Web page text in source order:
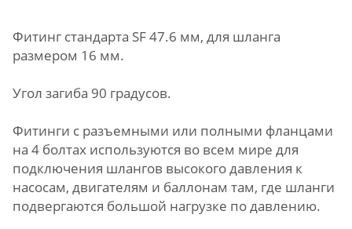
Фитинг стандарта SF 47.6 мм, для шланга
размером 16 мм.
Угол загиба 90 градусов.
Фитинги с разъемными или полными фланцами
на 4 болтах используются во всем мире для
подключения шлангов высокого давления к
насосам, двигателям и баллонам там, где шланги
подвергаются большой нагрузке по давлению.